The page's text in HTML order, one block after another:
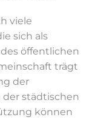
viele
sich als
öffentlichen
trägt
der
städtischen
können